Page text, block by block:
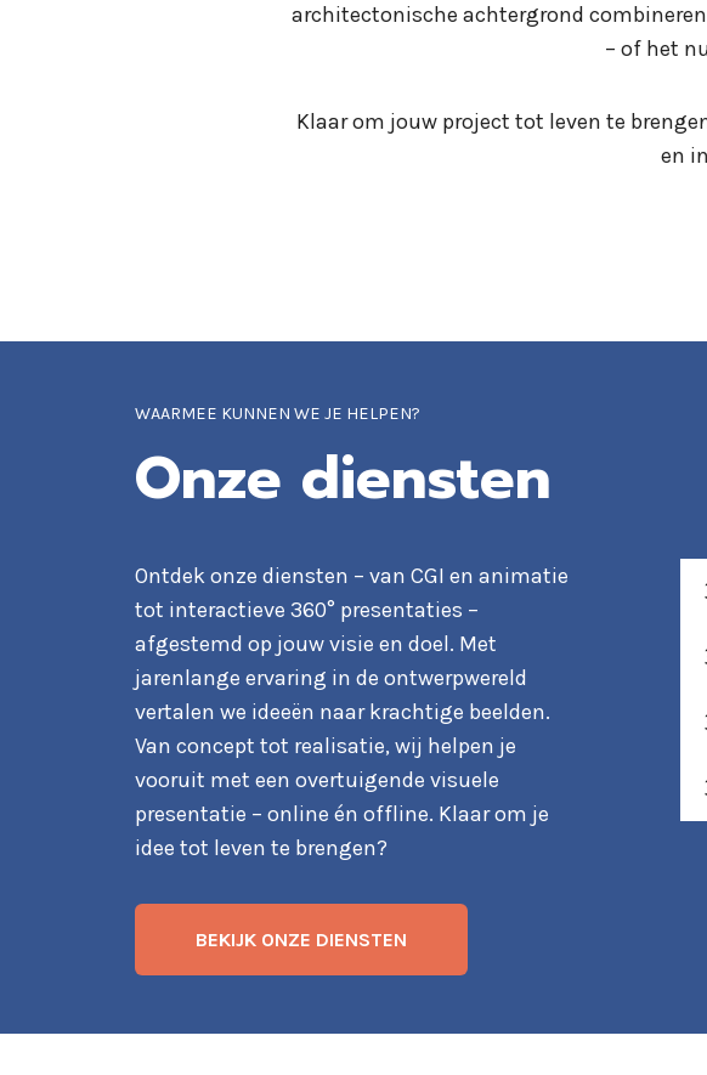
architectonische achtergrond
– of het
Klaar om jouw project tot leven te
en
WAARMEE KUNNEN WE JE HELPEN?
Onze diensten
Ontdek onze diensten – van CGI en animatie
tot interactieve 360° presentaties –
afgestemd op jouw visie en doel. Met
jarenlange ervaring in de ontwerpwereld
vertalen we ideeën naar krachtige beelden.
Van concept tot realisatie, wij helpen je
vooruit met een overtuigende visuele
presentatie – online én offline. Klaar om je
idee tot leven te brengen?
BEKIJK ONZE DIENSTEN